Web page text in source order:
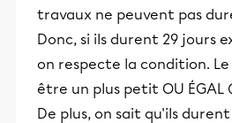
travaux ne peuvent pas
Donc, si ils durent 29 jours
on respecte la condition.
être un plus petit OU ÉGAL
De plus, on sait qu'ils